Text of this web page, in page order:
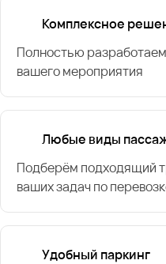
Комплексное
Полностью
вашего мероприятия
Любые виды
Подберём подходящий
ваших задач по
Удобный паркинг